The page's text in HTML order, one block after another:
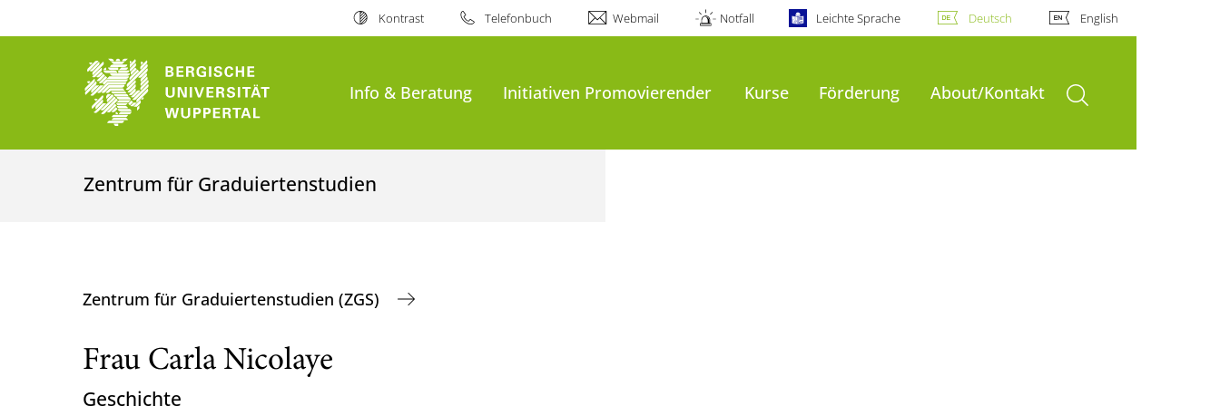
Kontrast Telefonbuch Webmail Notfall Leichte Sprache Deutsch English
Info & Beratung Initiativen Promovierender Kurse Förderung About/Kontakt Suche öffnen
Zentrum für Graduiertenstudien
Zentrum für Graduiertenstudien (ZGS)
Frau Carla Nicolaye
Geschichte